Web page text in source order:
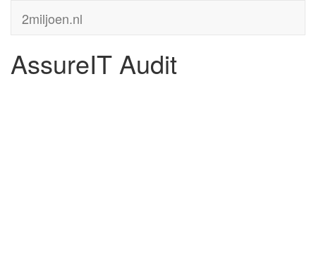
2miljoen.nl
AssureIT Audit